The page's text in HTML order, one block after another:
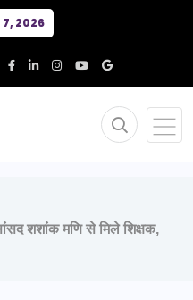
7, 2026
शशांक मणि से मिले शिक्षक,